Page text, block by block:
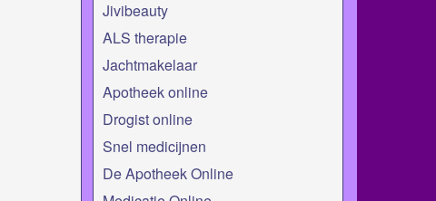
Jivibeauty
ALS therapie
Jachtmakelaar
Apotheek online
Drogist online
Snel medicijnen
De Apotheek Online